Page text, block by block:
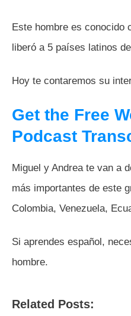
Este hombre es conocido
liberó a 5 países latinos
Hoy te contaremos su
Get the Free
Podcast
Miguel y Andrea te van a
más importantes de este
Colombia, Venezuela,
Si aprendes español,
hombre.
Related Posts: